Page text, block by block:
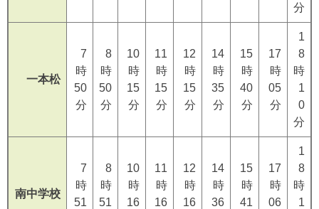
分
一本松
7
時
50
分
8
時
50
分
10
時
15
分
11
時
15
分
12
時
15
分
14
時
35
分
15
時
40
分
17
時
05
分
1
8
時
1
0
分
南中学校
7
時
51
8
時
51
10
時
16
11
時
16
12
時
16
14
時
36
15
時
41
17
時
06
1
8
時
1